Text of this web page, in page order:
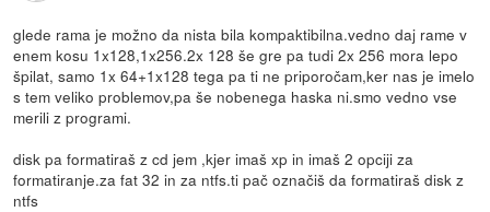
glede rama je možno da nista bila kompaktibilna.vedno daj rame v
enem kosu 1x128,1x256.2x 128 še gre pa tudi 2x 256 mora lepo
špilat, samo 1x 64+1x128 tega pa ti ne priporočam,ker nas je imelo
s tem veliko problemov,pa še nobenega haska ni.smo vedno vse
merili z programi.
disk pa formatiraš z cd jem ,kjer imaš xp in imaš 2 opciji za
formatiranje.za fat 32 in za ntfs.ti pač označiš da formatiraš disk z
ntfs